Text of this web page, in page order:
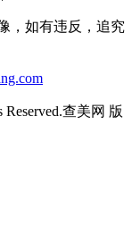
憨厚老实的印象
显...
容
门诊部是由留韩
，如有违反，追究
查美网 版